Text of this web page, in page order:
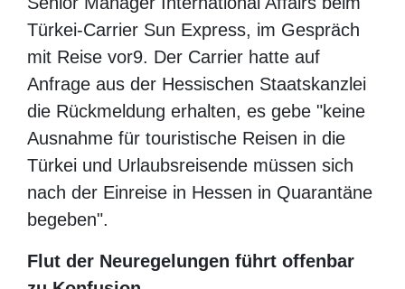
zudem dazu geraten, "sicherzustellen, ob
das örtliche Gesundheitsamt den Test
anerkennt".
Das sei nach seinem aktuellen
Kenntnisstand falsch, sagt Michael Buck,
Senior Manager International Affairs beim
Türkei-Carrier Sun Express, im Gespräch
mit Reise vor9. Der Carrier hatte auf
die Rückmeldung erhalten, es gebe "keine